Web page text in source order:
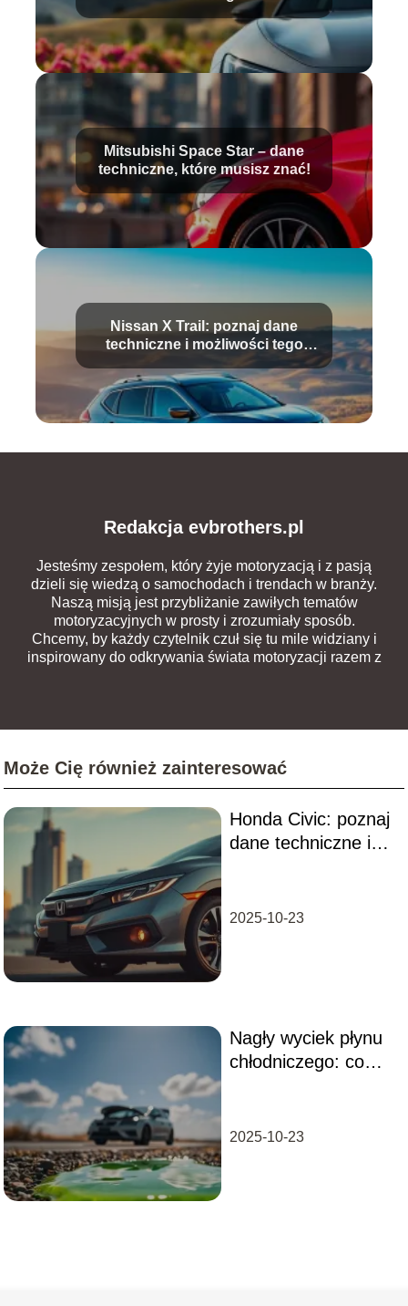
samochodu
Mitsubishi Space Star – dane
techniczne, które musisz znać!
Nissan X Trail: poznaj dane
techniczne i możliwości tego
Redakcja evbrothers.pl
Jesteśmy zespołem, który żyje motoryzacją i z pasją
dzieli się wiedzą o samochodach i trendach w branży.
Naszą misją jest przybliżanie zawiłych tematów
motoryzacyjnych w prosty i zrozumiały sposób.
Chcemy, by każdy czytelnik czuł się tu mile widziany i
inspirowany do odkrywania świata motoryzacji razem z
Może Cię również zainteresować
Honda Civic: poznaj
dane techniczne i
2025-10-23
Nagły wyciek płynu
chłodniczego: co
2025-10-23